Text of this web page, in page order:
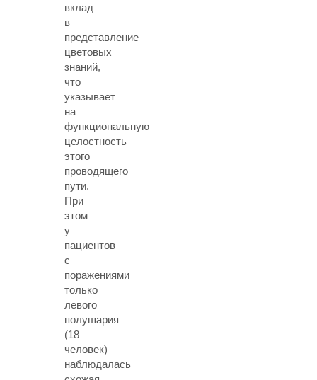
вклад
в
представление
цветовых
знаний,
что
указывает
на
функциональную
целостность
этого
проводящего
пути.
При
этом
у
пациентов
с
поражениями
только
левого
полушария
(18
человек)
наблюдалась